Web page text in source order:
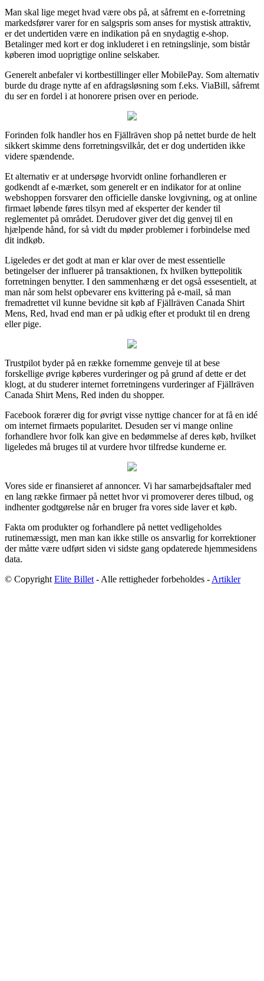
Man skal lige meget hvad være obs på, at såfremt en e-forretning
markedsfører varer for en salgspris som anses for mystisk attraktiv,
er det undertiden være en indikation på en snydagtig e-shop.
Betalinger med kort er dog inkluderet i en retningslinje, som bistår
køberen imod uoprigtige online selskaber.
Generelt anbefaler vi kortbestillinger eller MobilePay. Som alternativ
burde du drage nytte af en afdragsløsning som f.eks. ViaBill, såfremt
du ser en fordel i at honorere prisen over en periode.
Forinden folk handler hos en Fjällräven shop på nettet burde de helt
sikkert skimme dens forretningsvilkår, det er dog undertiden ikke
videre spændende.
Et alternativ er at undersøge hvorvidt online forhandleren er
godkendt af e-mærket, som generelt er en indikator for at online
webshoppen forsvarer den officielle danske lovgivning, og at online
firmaet løbende føres tilsyn med af eksperter der kender til
reglementet på området. Derudover giver det dig genvej til en
hjælpende hånd, for så vidt du møder problemer i forbindelse med
dit indkøb.
Ligeledes er det godt at man er klar over de mest essentielle
betingelser der influerer på transaktionen, fx hvilken byttepolitik
forretningen benytter. I den sammenhæng er det også essesentielt, at
man når som helst opbevarer ens kvittering på e-mail, så man
fremadrettet vil kunne bevidne sit køb af Fjällräven Canada Shirt
Mens, Red, hvad end man er på udkig efter et produkt til en dreng
eller pige.
Trustpilot byder på en række fornemme genveje til at bese
forskellige øvrige køberes vurderinger og på grund af dette er det
klogt, at du studerer internet forretningens vurderinger af Fjällräven
Canada Shirt Mens, Red inden du shopper.
Facebook forærer dig for øvrigt visse nyttige chancer for at få en idé
om internet firmaets popularitet. Desuden ser vi mange online
forhandlere hvor folk kan give en bedømmelse af deres køb, hvilket
ligeledes må bruges til at vurdere hvor tilfredse kunderne er.
Vores side er finansieret af annoncer. Vi har samarbejdsaftaler med
en lang række firmaer på nettet hvor vi promoverer deres tilbud, og
indhenter godtgørelse når en bruger fra vores side laver et køb.
Fakta om produkter og forhandlere på nettet vedligeholdes
rutinemæssigt, men man kan ikke stille os ansvarlig for korrektioner
der måtte være udført siden vi sidste gang opdaterede hjemmesidens
data.
© Copyright Elite Billet - Alle rettigheder forbeholdes - Artikler